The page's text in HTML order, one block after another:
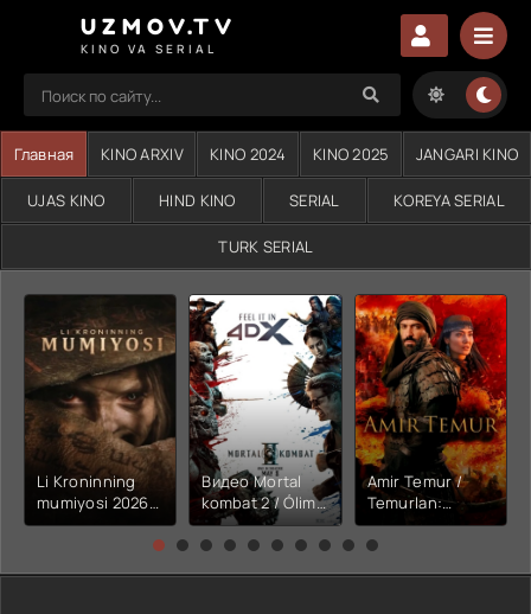
UZMOV.TV
KINO VA SERIAL
Главная KINO ARXIV KINO 2024 KINO 2025 JANGARI KINO
UJAS KINO HIND KINO SERIAL KOREYA SERIAL
TURK SERIAL
Li Kroninning
mumiyosi 2026
(uzbek tilida
kino) tarjima HD
Видео Mortal
kombat 2 / Ólim
jangi 2 (2026)
Uzbek tilida
Amir Temur /
Temurlan:
Fathchining
yuksalishi